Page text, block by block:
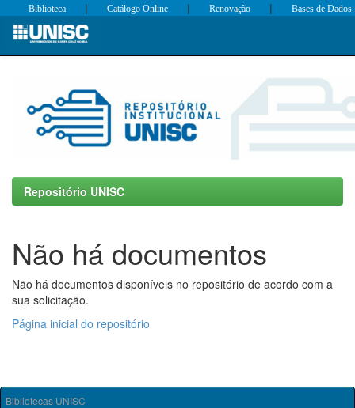
Skip
Biblioteca | Catálogo Online | Renovação | Bases de Dados
Repositório UNISC
Não há documentos
Não há documentos disponíveis no repositório de acordo com a
sua solicitação.
Página inicial do repositório
Bibliotecas UNISC